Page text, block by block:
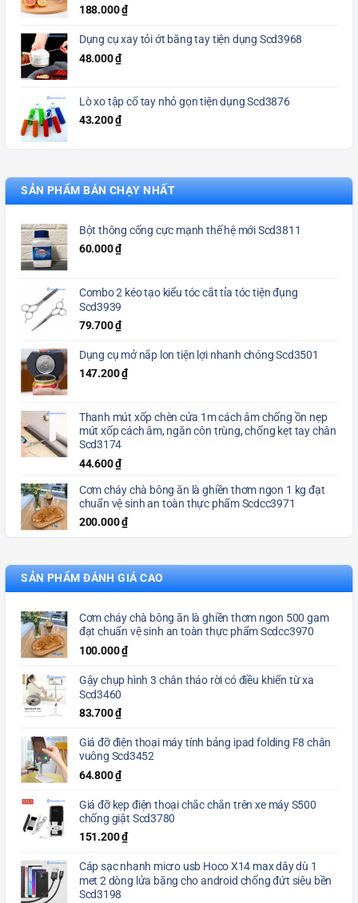
188.000₫
Dụng cụ xay tỏi ớt bằng tay tiện dụng Scd3968
48.000₫
Lò xo tập cổ tay nhỏ gọn tiện dụng Scd3876
43.200₫
SẢN PHẨM BÁN CHẠY NHẤT
Bột thông cống cực mạnh thế hệ mới Scd3811
60.000₫
Combo 2 kéo tạo kiểu tóc cắt tỉa tóc tiện đụng
Scd3939
79.700₫
Dụng cụ mở nắp lon tiện lợi nhanh chóng Scd3501
147.200₫
Thanh mút xốp chèn cửa 1m cách âm chống ồn nẹp
mút xốp cách âm, ngăn côn trùng, chống kẹt tay chân
Scd3174
44.600₫
Cơm cháy chà bông ăn là ghiền thơm ngon 1 kg đạt
chuẩn vệ sinh an toàn thực phẩm Scdcc3971
200.000₫
SẢN PHẨM ĐÁNH GIÁ CAO
Cơm cháy chà bông ăn là ghiền thơm ngon 500 gam
đạt chuẩn vệ sinh an toàn thực phẩm Scdcc3970
100.000₫
Gậy chụp hình 3 chân tháo rời có điều khiển từ xa
Scd3460
83.700₫
Giá đỡ điện thoại máy tính bảng ipad folding F8 chân
vuông Scd3452
64.800₫
Giá đỡ kẹp điện thoại chắc chắn trên xe máy S500
chống giật Scd3780
151.200₫
Cáp sạc nhanh micro usb Hoco X14 max dây dù 1
met 2 dòng lửa băng cho android chống đứt siêu bền
Scd3198